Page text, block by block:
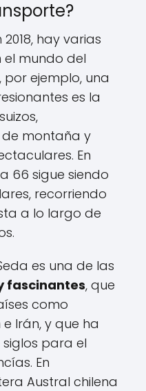
hay varias
el mundo del
por ejemplo, una
es la
montaña y
En
66 sigue siendo
recorriendo
a lo largo de
es una de las
fascinantes, que
como
Irán, y que ha
para el
En
Austral chilena